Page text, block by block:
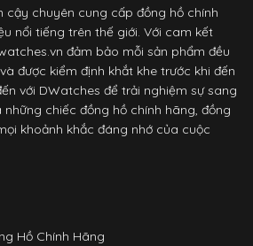
cậy chuyên cung cấp đồng hồ chính
nổi tiếng trên thế giới. Với cam kết
đảm bảo mỗi sản phẩm đều
được kiểm định khắt khe trước khi đến
với DWatches để trải nghiệm sự sang
chiếc đồng hồ chính hãng, đồng
khoảnh khắc đáng nhớ của cuộc
Hồ Chính Hãng